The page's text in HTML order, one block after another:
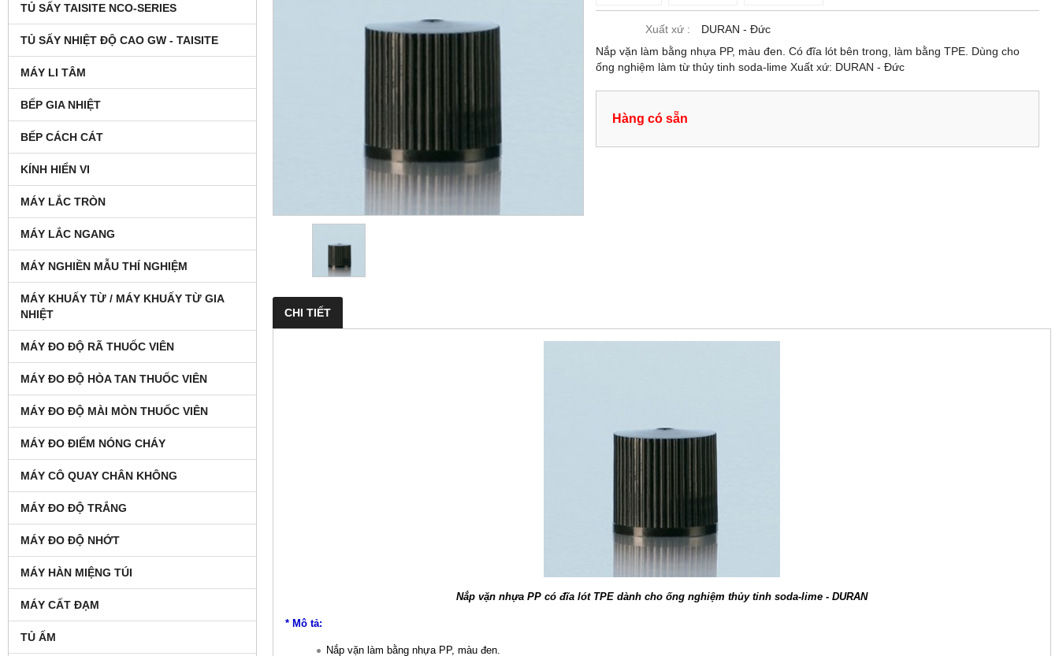
TỦ SẤY TAISITE NCO-SERIES
TỦ SẤY NHIỆT ĐỘ CAO GW - TAISITE
MÁY LI TÂM
BẾP GIA NHIỆT
BẾP CÁCH CÁT
KÍNH HIỂN VI
MÁY LẮC TRÒN
MÁY LẮC NGANG
MÁY NGHIỀN MẪU THÍ NGHIỆM
MÁY KHUẤY TỪ / MÁY KHUẤY TỪ GIA
NHIỆT
MÁY ĐO ĐỘ RÃ THUỐC VIÊN
MÁY ĐO ĐỘ HÒA TAN THUỐC VIÊN
MÁY ĐO ĐỘ MÀI MÒN THUỐC VIÊN
MÁY ĐO ĐIỂM NÓNG CHÁY
MÁY CÔ QUAY CHÂN KHÔNG
MÁY ĐO ĐỘ TRẮNG
MÁY ĐO ĐỘ NHỚT
MÁY HÀN MIỆNG TÚI
MÁY CẤT ĐẠM
TỦ ẤM
Xuất xứ :
DURAN - Đức
Nắp vặn làm bằng nhựa PP, màu đen. Có đĩa lót bên trong, làm bằng TPE. Dùng cho
ống nghiệm làm từ thủy tinh soda-lime Xuất xứ: DURAN - Đức
Hàng có sẵn
CHI TIẾT
Nắp vặn nhựa PP có đĩa lót TPE dành cho ống nghiệm thủy tinh soda-lime - DURAN
* Mô tả:
Nắp vặn làm bằng nhựa PP, màu đen.